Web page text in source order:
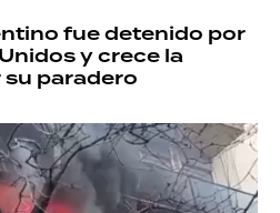
fue detenido por
y crece la
paradero